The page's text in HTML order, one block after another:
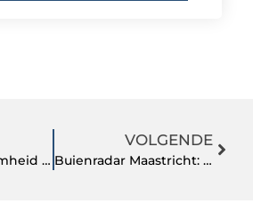
Energieduurzaamheid en milieuvriendelijkheid van prefab woningen
VOLGENDE
Buienradar Maastricht: alles wat u moet weten